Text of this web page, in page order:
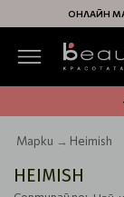
ОНЛАЙН
Марки Heimish
HEIMISH